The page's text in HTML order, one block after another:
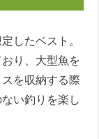
したベスト。
り、大型魚を
を収納する際
い釣りを楽し